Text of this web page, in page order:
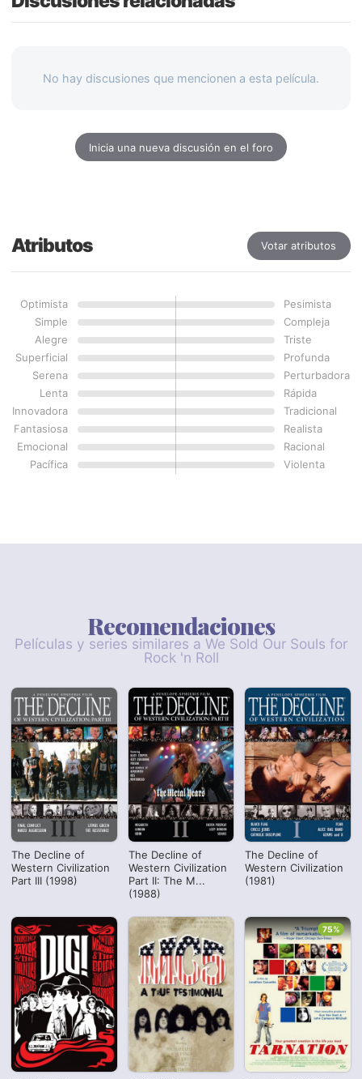
No hay discusiones que mencionen a esta película.
Inicia una nueva discusión en el foro
Atributos Votar atributos
Optimista
Pesimista
Simple
Compleja
Alegre
Triste
Superficial
Profunda
Serena
Perturbadora
Lenta
Rápida
Innovadora
Tradicional
Fantasiosa
Realista
Emocional
Racional
Pacífica
Violenta
Recomendaciones
Películas y series similares a We Sold Our Souls for
Rock 'n Roll
The Decline of
Western Civilization
Part III (1998)
The Decline of
Western Civilization
Part II: The M...
(1988)
The Decline of
Western Civilization
(1981)
75%